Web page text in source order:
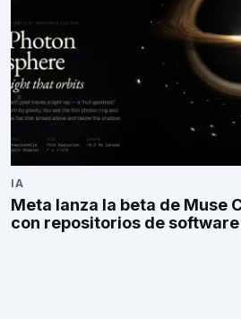
IA
Meta lanza la beta de Muse
con repositorios de software